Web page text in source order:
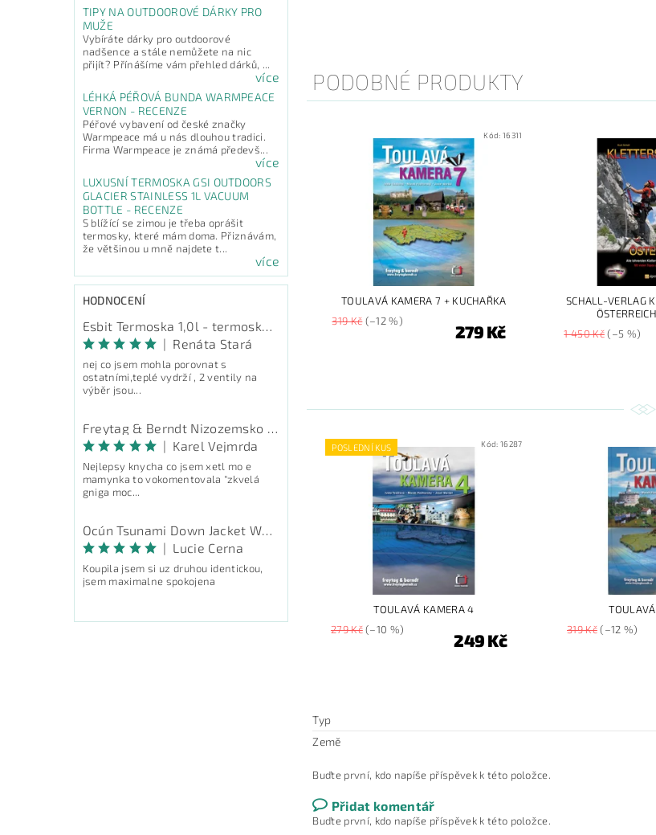
TIPY NA OUTDOOROVÉ DÁRKY PRO
MUŽE
Vybíráte dárky pro outdoorové
nadšence a stále nemůžete na nic
přijít? Přínášíme vám přehled dárků, ...
více
LÉHKÁ PÉŘOVÁ BUNDA WARMPEACE
VERNON - RECENZE
Péřové vybavení od české značky
Warmpeace má u nás dlouhou tradici.
Firma Warmpeace je známá předevš...
více
LUXUSNÍ TERMOSKA GSI OUTDOORS
GLACIER STAINLESS 1L VACUUM
BOTTLE - RECENZE
S blížící se zimou je třeba oprášit
termosky, které mám doma. Přiznávám,
že většinou u mně najdete t...
více
HODNOCENÍ
| Renáta Stará
nej co jsem mohla porovnat s
ostatními,teplé vydrží , 2 ventily na
výběr jsou...
| Karel Vejmrda
Nejlepsy knycha co jsem xetl mo e
mamynka to vokomentovala "zkvelá
gniga moc...
| Lucie Cerna
Koupila jsem si uz druhou identickou,
jsem maximalne spokojena
PODOBNÉ PRODUKTY
Kód: 16311
TOULAVÁ KAMERA 7 + KUCHAŘKA
319 Kč(–12 %)
279 Kč
SCHALL-VERLAG
1 450 Kč(–5 %)
POSLEDNÍ KUS Kód: 16287
TOULAVÁ KAMERA 4
279 Kč(–10 %)
249 Kč
319 Kč(–12 %)
Typ
Země
Buďte první, kdo napíše příspěvek k této položce.
Přidat komentář
Buďte první, kdo napíše příspěvek k této položce.